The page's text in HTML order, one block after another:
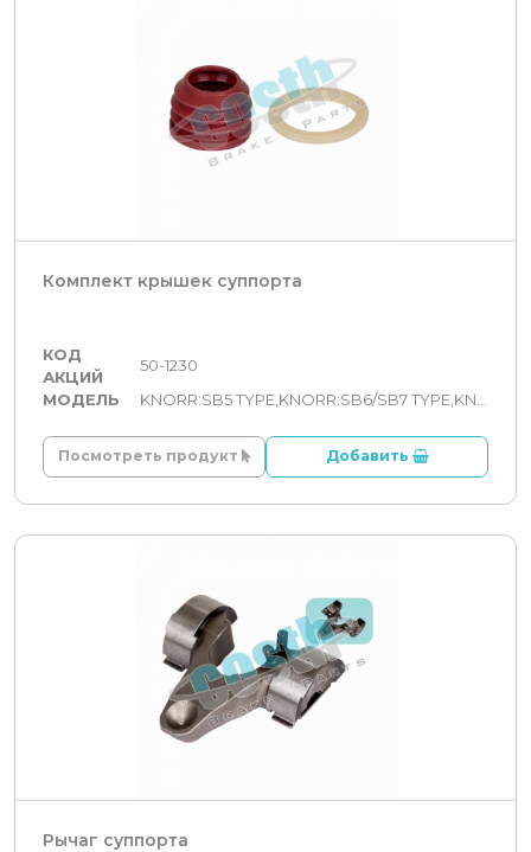
Комплект крышек суппорта
КОД
АКЦИЙ
50-1230
МОДЕЛЬ
Посмотреть продукт Добавить
Рычаг суппорта